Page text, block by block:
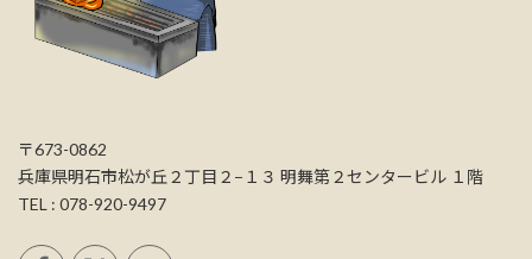
〒673-0862
兵庫県明石市松が丘２丁目２−１３ 明舞第２センタービル １階
TEL : 078-920-9497